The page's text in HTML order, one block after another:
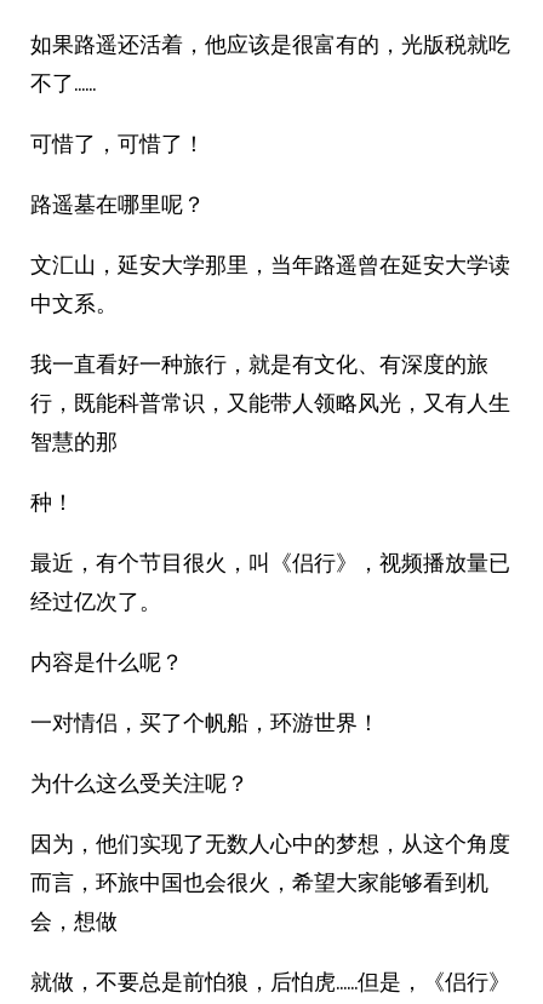
如果路遥还活着，他应该是很富有的，光版税就吃
不了……
可惜了，可惜了！
路遥墓在哪里呢？
文汇山，延安大学那里，当年路遥曾在延安大学读
中文系。
我一直看好一种旅行，就是有文化、有深度的旅
行，既能科普常识，又能带人领略风光，又有人生
智慧的那
种！
最近，有个节目很火，叫《侣行》，视频播放量已
经过亿次了。
内容是什么呢？
一对情侣，买了个帆船，环游世界！
为什么这么受关注呢？
因为，他们实现了无数人心中的梦想，从这个角度
而言，环旅中国也会很火，希望大家能够看到机
会，想做
就做，不要总是前怕狼，后怕虎……但是，《侣行》